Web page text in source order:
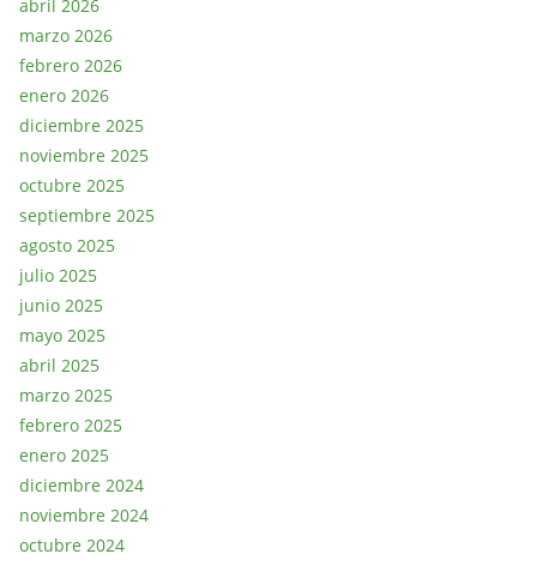
abril 2026
marzo 2026
febrero 2026
enero 2026
diciembre 2025
noviembre 2025
octubre 2025
septiembre 2025
agosto 2025
julio 2025
junio 2025
mayo 2025
abril 2025
marzo 2025
febrero 2025
enero 2025
diciembre 2024
noviembre 2024
octubre 2024